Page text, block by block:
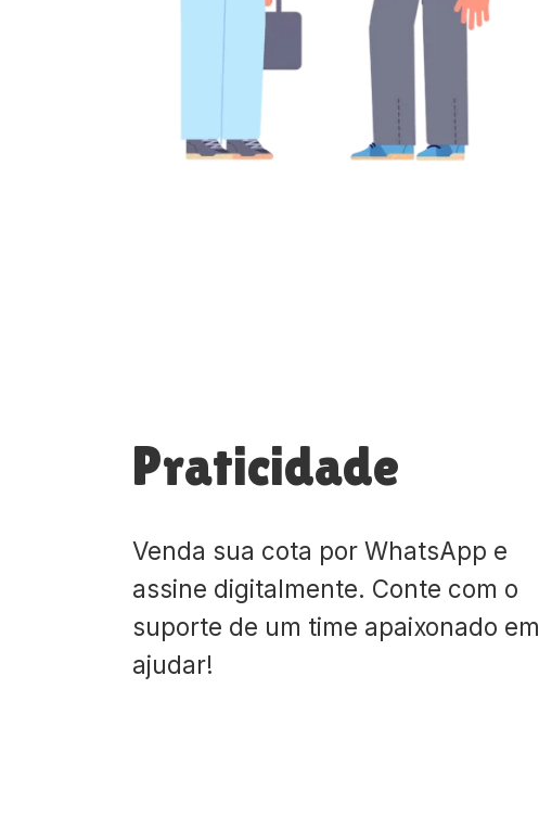
Praticidade
Venda sua cota por WhatsApp e
assine digitalmente. Conte com o
suporte de um time apaixonado em
ajudar!